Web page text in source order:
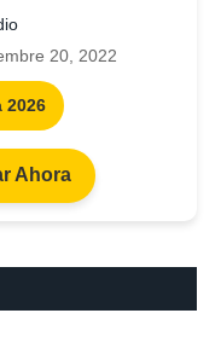
20, 2022
2026
Ahora